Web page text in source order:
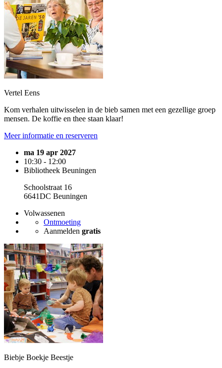
Vertel Eens
Kom verhalen uitwisselen in de bieb samen met een gezellige groep
mensen. De koffie en thee staan klaar!
Meer informatie en reserveren
ma 19 apr 2027
10:30 - 12:00
Bibliotheek Beuningen
Schoolstraat 16
6641DC Beuningen
Volwassenen
Ontmoeting
Aanmelden gratis
Biebje Boekje Beestje